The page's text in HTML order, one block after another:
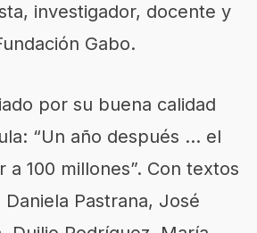
investigador, docente y
Gabo.
por su buena calidad
“Un año después … el
a 100 millones”. Con textos
Pastrana, José